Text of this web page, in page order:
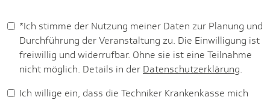
*Ich stimme der Nutzung meiner Daten zur Planung und
Durchführung der Veranstaltung zu. Die Einwilligung ist
freiwillig und widerrufbar. Ohne sie ist eine Teilnahme
nicht möglich. Details in der Datenschutzerklärung.
Ich willige ein, dass die Techniker Krankenkasse mich